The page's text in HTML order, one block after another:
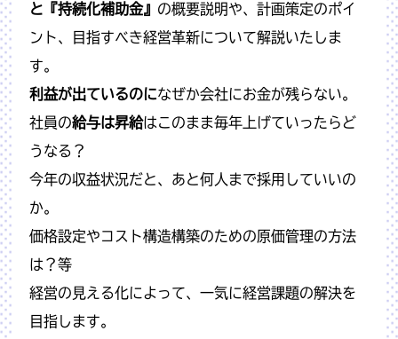
と『持続化補助金』 の概要説明や、計画策定のポイ
ント、目指すべき経営革新について解説いたしま
す。
利益が出ているのになぜか会社にお金が残らない。
社員の給与は昇給はこのまま毎年上げていったらど
うなる？
今年の収益状況だと、あと何人まで採用していいの
か。
価格設定やコスト構造構築のための原価管理の方法
は？等
経営の見える化によって、一気に経営課題の解決を
目指します。